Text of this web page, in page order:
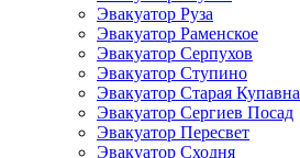
Эвакуатор Руза
Эвакуатор Раменское
Эвакуатор Серпухов
Эвакуатор Ступино
Эвакуатор Старая Купавна
Эвакуатор Сергиев Посад
Эвакуатор Пересвет
Эвакуатор Сходня